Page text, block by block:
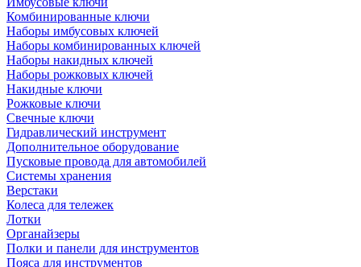
Комбинированные ключи
Наборы имбусовых ключей
Наборы комбинированных ключей
Наборы накидных ключей
Наборы рожковых ключей
Накидные ключи
Рожковые ключи
Свечные ключи
Гидравлический инструмент
Дополнительное оборудование
Пусковые провода для автомобилей
Системы хранения
Верстаки
Колеса для тележек
Лотки
Органайзеры
Полки и панели для инструментов
Пояса для инструментов